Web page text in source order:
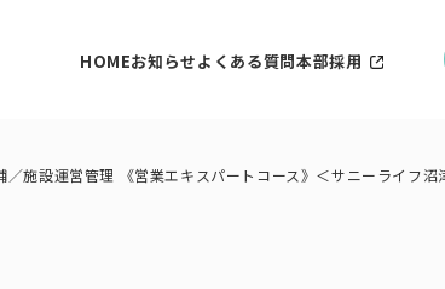
HOMEお知らせよくある質問本部採用
／施設運営管理 《営業エキスパートコース》＜サニーライフ沼